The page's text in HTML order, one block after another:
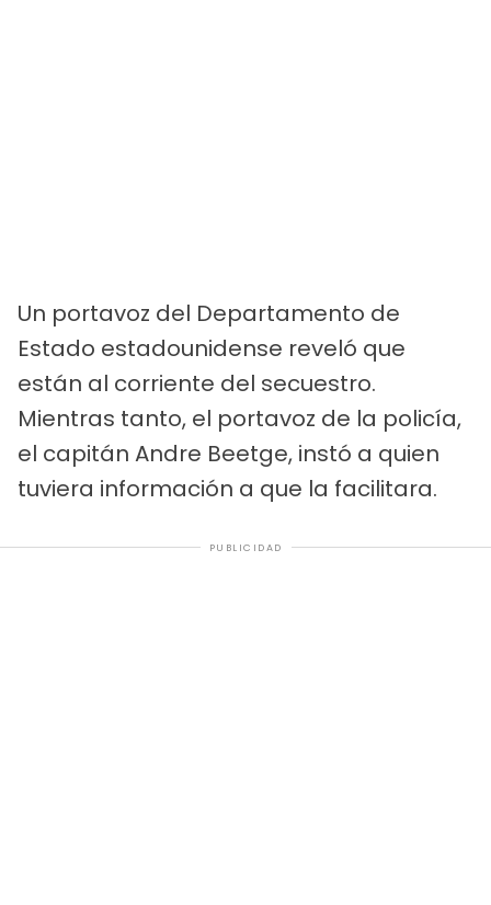
Un portavoz del Departamento de
Estado estadounidense reveló que
están al corriente del secuestro.
Mientras tanto, el portavoz de la policía,
el capitán Andre Beetge, instó a quien
tuviera información a que la facilitara.
PUBLICIDAD